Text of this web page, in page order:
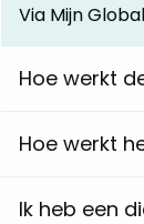
Via Mijn
Hoe werkt
Hoe werkt
Ik heb een